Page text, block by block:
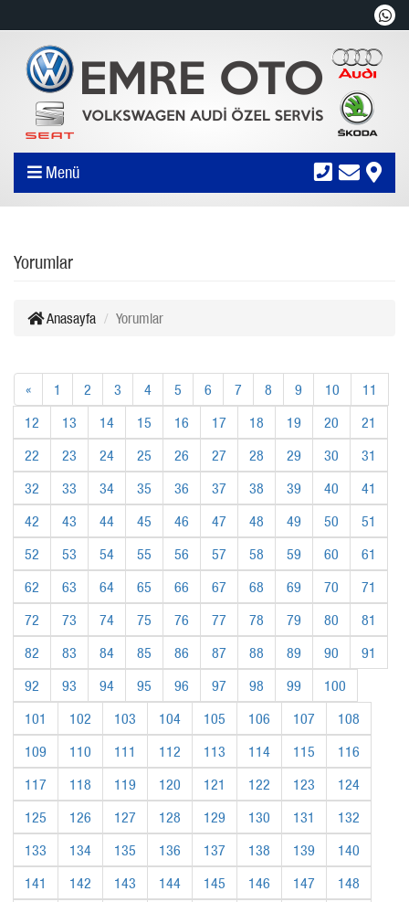
Menü
Yorumlar
Anasayfa Yorumlar
« 1 2 3 4 5 6 7 8 9 10
11
12
13 14 15 16 17 18 19 20
21
22
23 24 25 26 27 28 29 30
31
32
33 34 35 36 37 38 39 40
41
42
43 44 45 46 47 48 49 50
51
52
53 54 55 56 57 58 59 60
61
62
63 64 65 66 67 68 69 70
71
72
73 74 75 76 77 78 79 80
81
82
83 84 85 86 87 88 89 90
91
92
93 94 95 96 97 98 99
100
101
102 103 104 105 106 107
108
109
110 111 112 113 114 115
116
117
118 119 120 121 122 123
124
125
126 127 128 129 130 131
132
133
134 135 136 137 138 139
140
141
142 143 144 145 146 147
148